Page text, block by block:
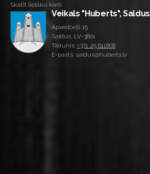
Skatīt lielāku karti
Veikals "Huberts", Saldus
Apvedceļš 15
Saldus, LV-3801
Tālrunis: +371 25 611808
E-pasts: saldus@huberts.lv